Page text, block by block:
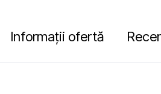
Informații ofertă